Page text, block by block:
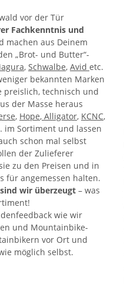
vor der Tür
Fachkenntnis und
machen aus Deinem
„Brot- und Butter“-
, Schwalbe, Avid etc.
bekannten Marken
preislich, technisch und
der Masse heraus
, Hope, Alligator, KCNC,
im Sortiment und lassen
schon mal selbst
der Zulieferer
zu den Preisen und in
für angemessen halten.
wir überzeugt – was
wie wir
und Mountainbike-
vor Ort und
möglich selbst.